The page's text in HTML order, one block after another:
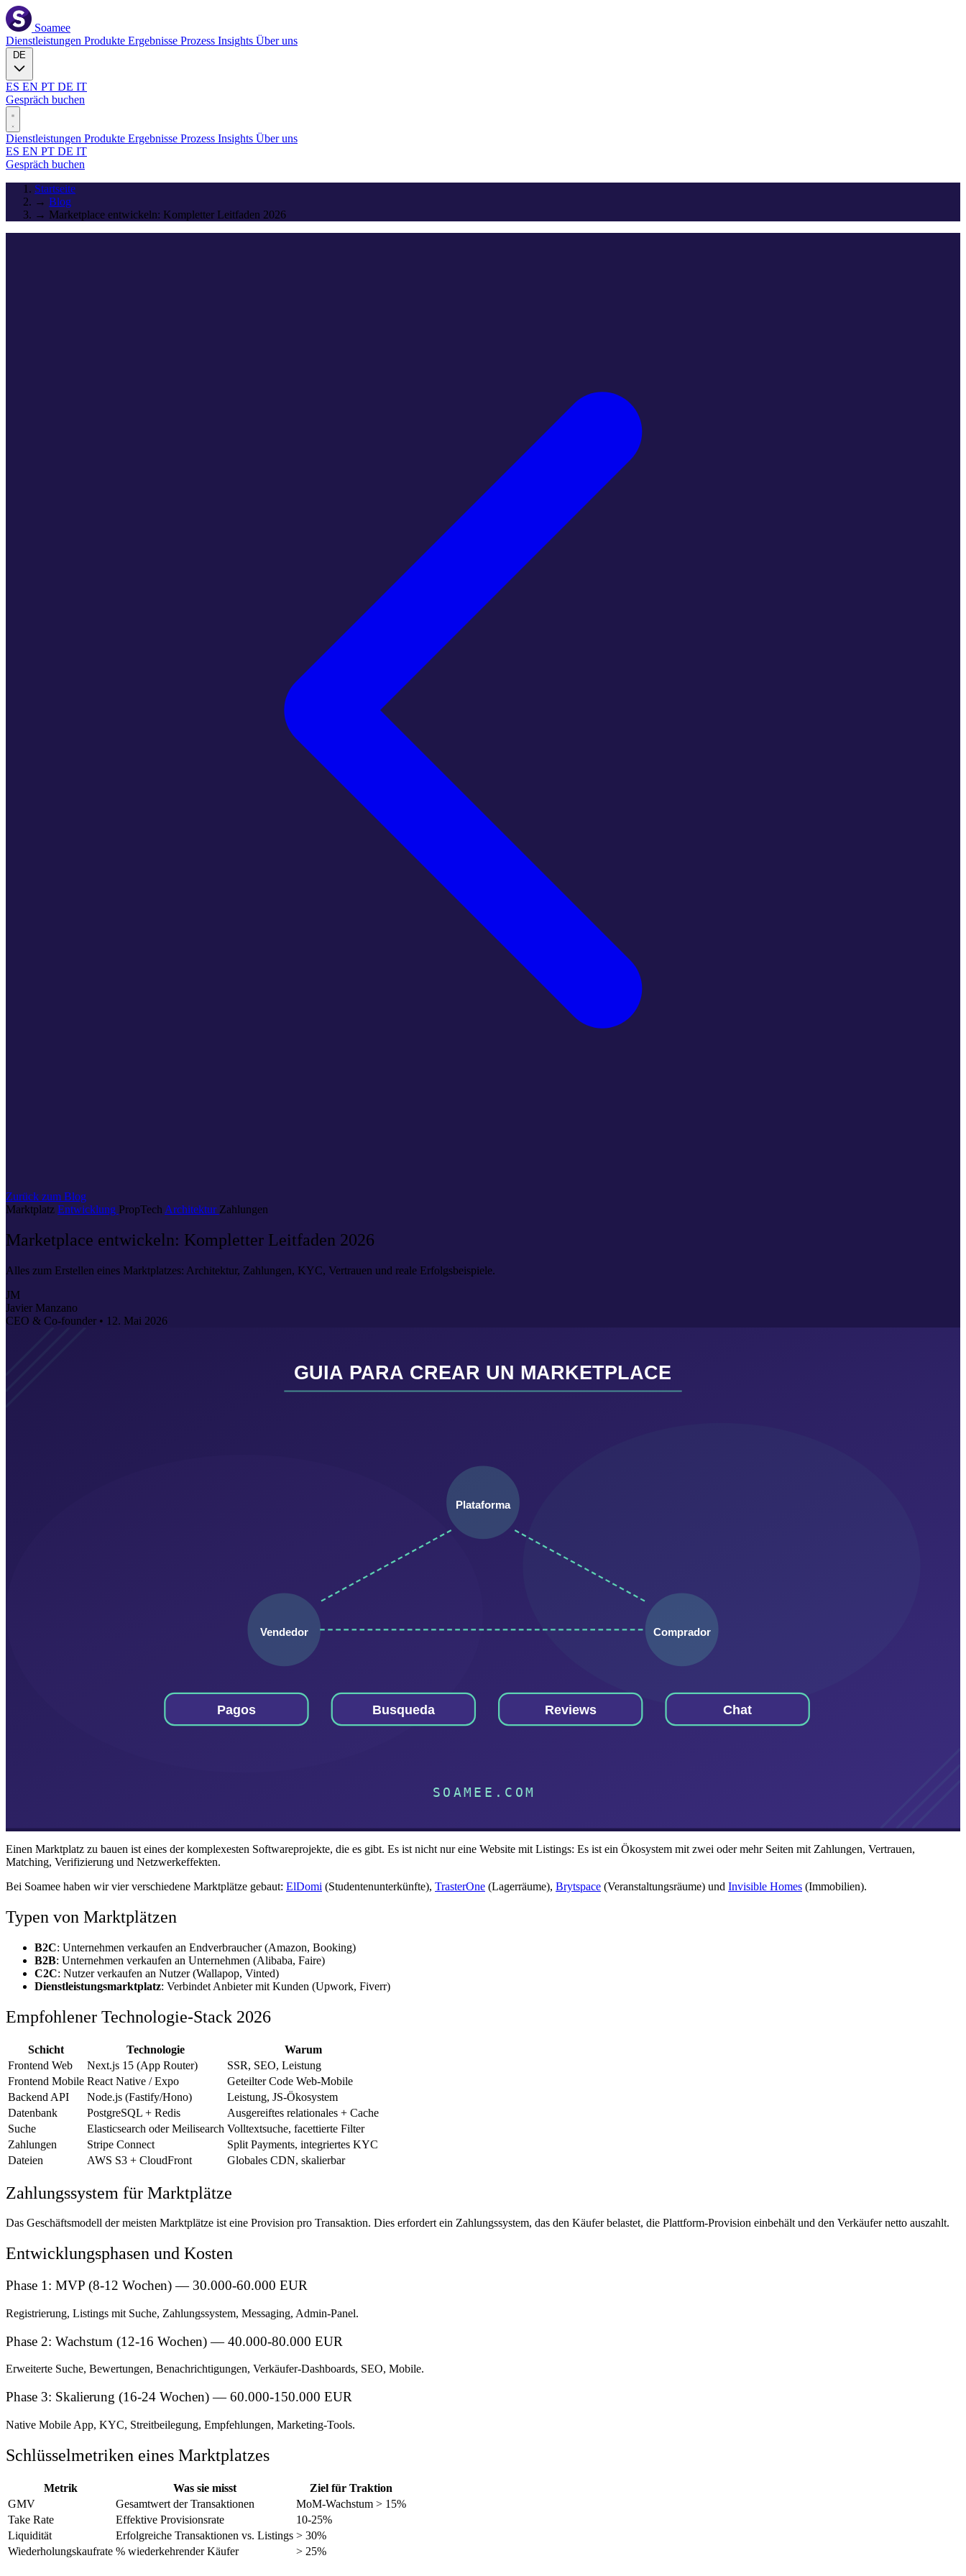
Soamee
Dienstleistungen Produkte Ergebnisse Prozess Insights Über uns
ES EN PT DE IT
Gespräch buchen
Dienstleistungen Produkte Ergebnisse Prozess Insights Über uns
ES EN PT DE IT
Gespräch buchen
Startseite
→ Blog
→ Marketplace entwickeln: Kompletter Leitfaden 2026
Zurück zum Blog
Marktplatz Entwicklung PropTech Architektur Zahlungen
Marketplace entwickeln: Kompletter Leitfaden 2026
Alles zum Erstellen eines Marktplatzes: Architektur, Zahlungen, KYC, Vertrauen und reale Erfolgsbeispiele.
JM
Javier Manzano
CEO & Co-founder • 12. Mai 2026
Einen Marktplatz zu bauen ist eines der komplexesten Softwareprojekte, die es gibt. Es ist nicht nur eine Website mit Listings: Es ist ein Ökosystem mit zwei oder mehr Seiten mit Zahlungen, Vertrauen,
Matching, Verifizierung und Netzwerkeffekten.
Bei Soamee haben wir vier verschiedene Marktplätze gebaut: ElDomi (Studentenunterkünfte), TrasterOne (Lagerräume), Brytspace (Veranstaltungsräume) und Invisible Homes (Immobilien).
Typen von Marktplätzen
B2C: Unternehmen verkaufen an Endverbraucher (Amazon, Booking)
B2B: Unternehmen verkaufen an Unternehmen (Alibaba, Faire)
C2C: Nutzer verkaufen an Nutzer (Wallapop, Vinted)
Dienstleistungsmarktplatz: Verbindet Anbieter mit Kunden (Upwork, Fiverr)
Empfohlener Technologie-Stack 2026
Schicht Technologie
Warum
Frontend Web
Next.js 15 (App Router)
SSR, SEO, Leistung
Frontend Mobile React Native / Expo
Geteilter Code Web-Mobile
Backend API
Node.js (Fastify/Hono)
Leistung, JS-Ökosystem
Datenbank
PostgreSQL + Redis
Ausgereiftes relationales + Cache
Suche
Elasticsearch oder Meilisearch Volltextsuche, facettierte Filter
Zahlungen
Stripe Connect
Split Payments, integriertes KYC
Dateien
AWS S3 + CloudFront Globales CDN, skalierbar
Zahlungssystem für Marktplätze
Das Geschäftsmodell der meisten Marktplätze ist eine Provision pro Transaktion. Dies erfordert ein Zahlungssystem, das den Käufer belastet, die Plattform-Provision einbehält und den Verkäufer netto auszahlt.
Entwicklungsphasen und Kosten
Phase 1: MVP (8-12 Wochen) — 30.000-60.000 EUR
Registrierung, Listings mit Suche, Zahlungssystem, Messaging, Admin-Panel.
Phase 2: Wachstum (12-16 Wochen) — 40.000-80.000 EUR
Erweiterte Suche, Bewertungen, Benachrichtigungen, Verkäufer-Dashboards, SEO, Mobile.
Phase 3: Skalierung (16-24 Wochen) — 60.000-150.000 EUR
Native Mobile App, KYC, Streitbeilegung, Empfehlungen, Marketing-Tools.
Schlüsselmetriken eines Marktplatzes
Metrik Was sie misst
Ziel für Traktion
GMV
Gesamtwert der Transaktionen
MoM-Wachstum > 15%
Take Rate
Effektive Provisionsrate
10-25%
Liquidität
Erfolgreiche Transaktionen vs. Listings > 30%
Wiederholungskaufrate % wiederkehrender Käufer > 25%